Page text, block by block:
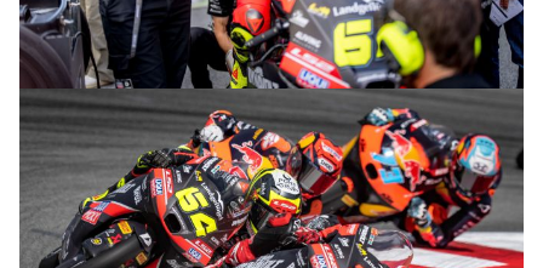
© R. Lekl